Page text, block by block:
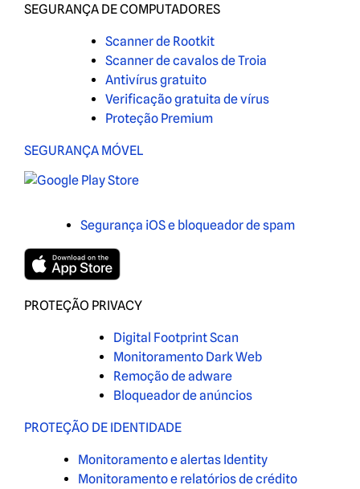
SEGURANÇA DE COMPUTADORES
Scanner de Rootkit
Scanner de cavalos de Troia
Antivírus gratuito
Verificação gratuita de vírus
Proteção Premium
SEGURANÇA MÓVEL
Segurança iOS e bloqueador de spam
PROTEÇÃO PRIVACY
Digital Footprint Scan
Monitoramento Dark Web
Remoção de adware
Bloqueador de anúncios
PROTEÇÃO DE IDENTIDADE
Monitoramento e alertas Identity
Monitoramento e relatórios de crédito